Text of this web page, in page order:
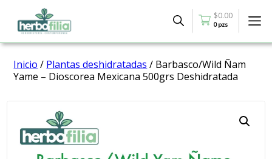
$0.00
0 pzs
Inicio / Plantas deshidratadas / Barbasco/Wild Ñam
Yame – Dioscorea Mexicana 500grs Deshidratada